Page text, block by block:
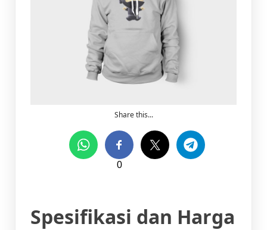
Share this...
0
Spesifikasi dan Harga